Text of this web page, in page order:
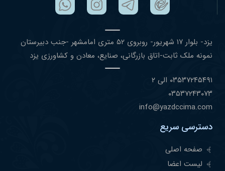
یزد- بلوار ١٧ شهریور- روبروی ۵٢ متری امامشهر -جنب دبیرستان
نمونه ملک ثابت-اتاق بازرگانی، صنایع، معادن و کشاورزی یزد
۰٣۵٣٧٢۴۵۴٩١ الی ۲
۰٣۵٣٧٢۴٣۰٧٣
info@yazdccima.com
دسترسی سریع
صفحه اصلی
لیست اعضا